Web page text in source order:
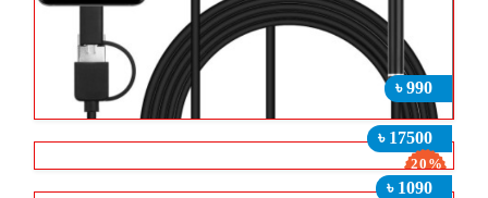
৳ 990
20%
ছাড়
৳ 17500
৳ 1090